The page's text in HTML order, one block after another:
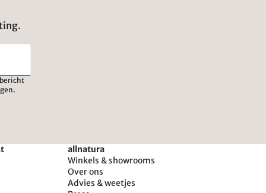
allnatura
Winkels & showrooms
Over ons
Advies & weetjes